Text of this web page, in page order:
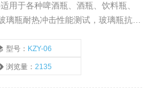
用于各种啤酒瓶、酒瓶、饮料瓶、
瓶耐热冲击性能测试，玻璃瓶抗热
水循环系统，确保冷热水槽温差符合
璃瓶厂家、质检机构、制药生产企业
型号： KZY-06
浏览量： 2135